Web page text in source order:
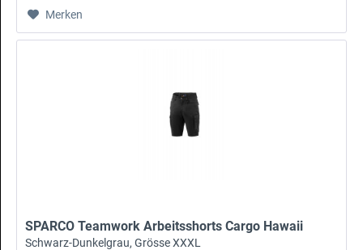
Merken
SPARCO Teamwork Arbeitsshorts Cargo Hawaii
Schwarz-Dunkelgrau, Grösse XXXL